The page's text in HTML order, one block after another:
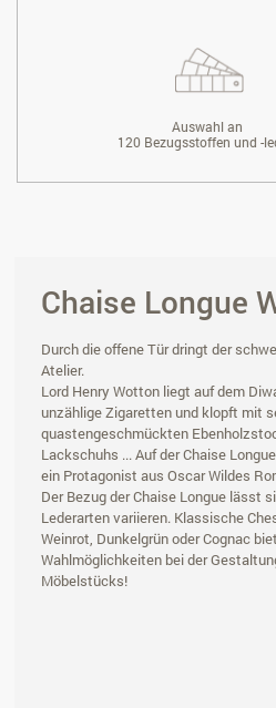
Auswahl an
120 Bezugsstoffen und -
Chaise Longue
Durch die offene Tür dringt der
Atelier.
Lord Henry Wotton liegt auf dem
unzählige Zigaretten und klopft mit
quastengeschmückten
Lackschuhs ... Auf der Chaise
ein Protagonist aus Oscar Wildes
Der Bezug der Chaise Longue lässt
Lederarten variieren. Klassische
Weinrot, Dunkelgrün oder Cognac
Wahlmöglichkeiten bei der
Möbelstücks!